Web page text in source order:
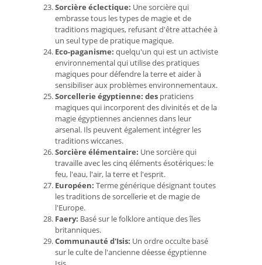
Sorcière éclectique: Une sorcière qui
embrasse tous les types de magie et de
traditions magiques, refusant d'être attachée à
un seul type de pratique magique.
Eco-paganisme: quelqu'un qui est un activiste
environnemental qui utilise des pratiques
magiques pour défendre la terre et aider à
sensibiliser aux problèmes environnementaux.
Sorcellerie égyptienne: des praticiens
magiques qui incorporent des divinités et de la
magie égyptiennes anciennes dans leur
arsenal. Ils peuvent également intégrer les
traditions wiccanes.
Sorcière élémentaire: Une sorcière qui
travaille avec les cinq éléments ésotériques: le
feu, l'eau, l'air, la terre et l'esprit.
Européen: Terme générique désignant toutes
les traditions de sorcellerie et de magie de
l'Europe.
Faery: Basé sur le folklore antique des îles
britanniques.
Communauté d'Isis: Un ordre occulte basé
sur le culte de l'ancienne déesse égyptienne